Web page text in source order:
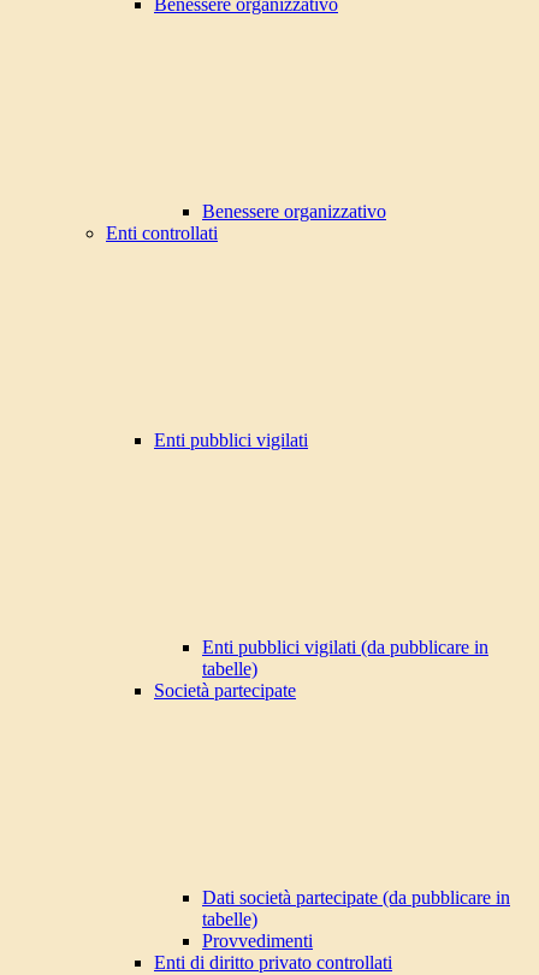
Benessere organizzativo
Benessere organizzativo
Enti controllati
Enti pubblici vigilati
Enti pubblici vigilati (da pubblicare in
tabelle)
Società partecipate
Dati società partecipate (da pubblicare in
tabelle)
Provvedimenti
Enti di diritto privato controllati